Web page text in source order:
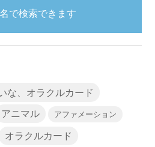
で検索できます
な、オラクルカード
アニマル アファメーション
オラクルカード